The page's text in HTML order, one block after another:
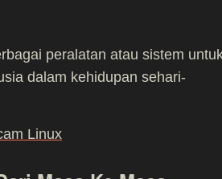
peralatan atau sistem
dalam kehidupan sehari-
Linux